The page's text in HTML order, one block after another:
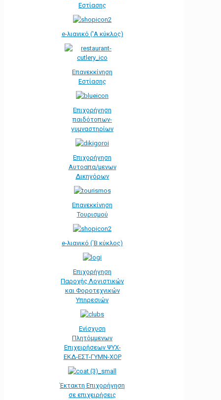
Εστίασης
e-λιανικό ('Α κύκλος)
Επανεκκίνηση
Εστίασης
Επιχορήγηση
παιδότοπων-
γυμναστηρίων
Επιχορήγηση
Αυτοαπα/μενων
Δικηγόρων
Επανεκκίνηση
Τουρισμού
e-λιανικό (΄Β κύκλος)
Επιχορήγηση
Παροχής Λογιστικών
και Φοροτεχνικών
Υπηρεσιών
Ενίσχυση
Πλητόμμενων
Επιχειρήσεων ΨΥΧ-
ΕΚΔ-ΕΣΤ-ΓΥΜΝ-ΧΟΡ
Έκτακτη Επιχορήγηση
σε επιχειρήσεις